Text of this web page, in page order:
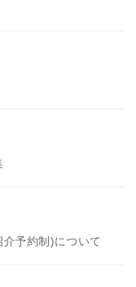
予約制)について